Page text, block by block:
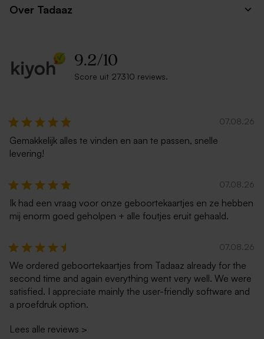
Over Tadaaz
9.2/10
Score uit 27310 reviews.
07.08.26
Gemakkelijk alles te vinden en aan te passen, snelle
levering!
07.08.26
Ik had een vraag voor onze geboortekaartjes en ze hebben
mij enorm goed geholpen + alle foutjes eruit gehaald.
07.08.26
We ordered geboortekaartjes from Tadaaz already for the
second time and again everything went very well. We were
satisfied. I appreciate mainly the user-friendly software and
a proefdruk option.
Lees alle reviews >